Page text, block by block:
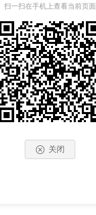
扫一扫在手机上查看当前页面
关闭